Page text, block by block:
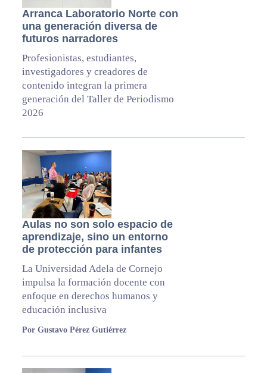
Arranca Laboratorio Norte con
una generación diversa de
futuros narradores
Profesionistas, estudiantes,
investigadores y creadores de
contenido integran la primera
generación del Taller de Periodismo
2026
Aulas no son solo espacio de
aprendizaje, sino un entorno
de protección para infantes
La Universidad Adela de Cornejo
impulsa la formación docente con
enfoque en derechos humanos y
educación inclusiva
Por Gustavo Pérez Gutiérrez